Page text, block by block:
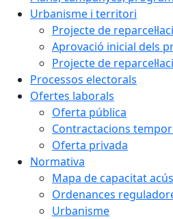
Urbanisme i territori
Projecte de
Aprovació inicial dels
Projecte de
Processos electorals
Ofertes laborals
Oferta pública
Contractacions
Oferta privada
Normativa
Mapa de capacitat
Ordenances
Urbanisme